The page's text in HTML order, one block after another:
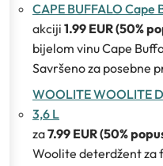
CAPE BUFFALO Cape
akciji 1.99 EUR (50%
bijelom vinu Cape
Savršeno za posebne
WOOLITE WOOLITE
3,6 L
za7.99 EUR (50%
Woolite deterdžent za